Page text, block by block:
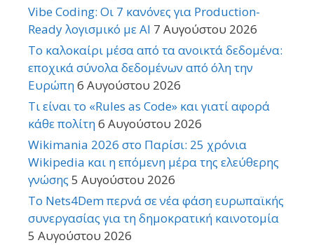
Vibe Coding: Οι 7 κανόνες για Production-
Ready λογισμικό με AI 7 Αυγούστου 2026
Το καλοκαίρι μέσα από τα ανοικτά δεδομένα:
εποχικά σύνολα δεδομένων από όλη την
Ευρώπη6 Αυγούστου 2026
Τι είναι το «Rules as Code» και γιατί αφορά
κάθε πολίτη6 Αυγούστου 2026
Wikimania 2026 στο Παρίσι: 25 χρόνια
Wikipedia και η επόμενη μέρα της ελεύθερης
γνώσης 5 Αυγούστου 2026
Το Nets4Dem περνά σε νέα φάση ευρωπαϊκής
συνεργασίας για τη δημοκρατική καινοτομία
5 Αυγούστου 2026